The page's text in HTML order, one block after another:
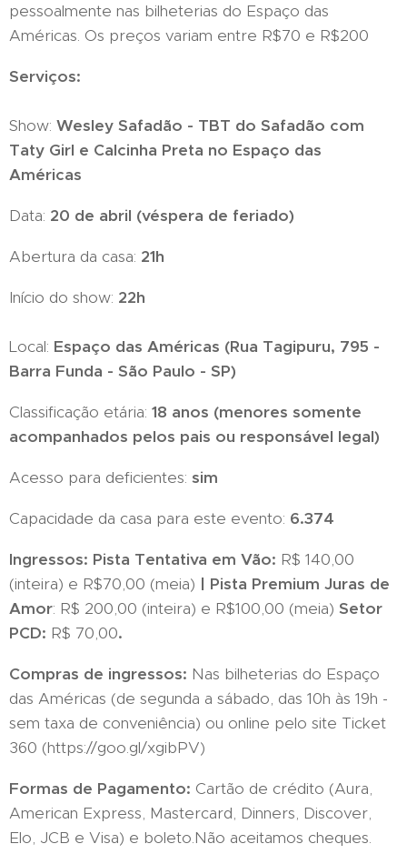
pessoalmente nas bilheterias do Espaço das
Américas. Os preços variam entre R$70 e R$200
Serviços:
Show: Wesley Safadão - TBT do Safadão com
Taty Girl e Calcinha Preta no Espaço das
Américas
Data: 20 de abril (véspera de feriado)
Abertura da casa: 21h
Início do show: 22h
Local: Espaço das Américas (Rua Tagipuru, 795 -
Barra Funda - São Paulo - SP)
Classificação etária: 18 anos (menores somente
acompanhados pelos pais ou responsável legal)
Acesso para deficientes: sim
Capacidade da casa para este evento: 6.374
Ingressos: Pista Tentativa em Vão: R$ 140,00
(inteira) e R$70,00 (meia) | Pista Premium Juras de
Amor: R$ 200,00 (inteira) e R$100,00 (meia) Setor
PCD: R$ 70,00.
Compras de ingressos: Nas bilheterias do Espaço
das Américas (de segunda a sábado, das 10h às 19h -
sem taxa de conveniência) ou online pelo site Ticket
360 (https://goo.gl/xgibPV)
Formas de Pagamento: Cartão de crédito (Aura,
American Express, Mastercard, Dinners, Discover,
Elo, JCB e Visa) e boleto.Não aceitamos cheques.